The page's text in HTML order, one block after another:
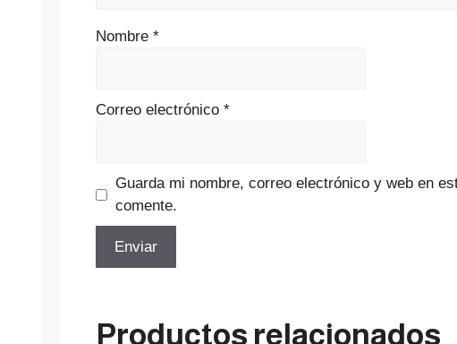
Nombre *
Correo electrónico *
Guarda mi nombre, correo electrónico y web en
comente.
Productos relacionados